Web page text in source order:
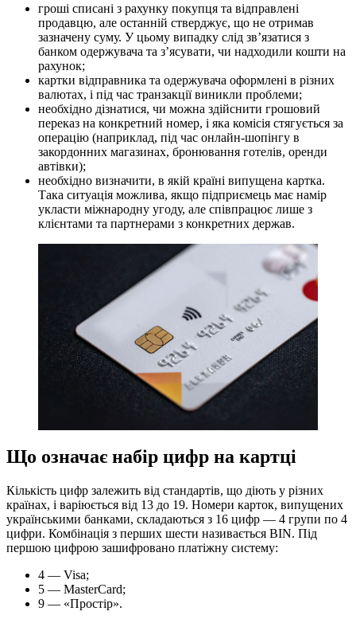
гроші списані з рахунку покупця та відправлені
продавцю, але останній стверджує, що не отримав
зазначену суму. У цьому випадку слід зв’язатися з
банком одержувача та з’ясувати, чи надходили кошти на
рахунок;
картки відправника та одержувача оформлені в різних
валютах, і під час транзакції виникли проблеми;
необхідно дізнатися, чи можна здійснити грошовий
переказ на конкретний номер, і яка комісія стягується за
операцію (наприклад, під час онлайн-шопінгу в
закордонних магазинах, бронювання готелів, оренди
автівки);
необхідно визначити, в якій країні випущена картка.
Така ситуація можлива, якщо підприємець має намір
укласти міжнародну угоду, але співпрацює лише з
клієнтами та партнерами з конкретних держав.
Що означає набір цифр на картці
Кількість цифр залежить від стандартів, що діють у різних
країнах, і варіюється від 13 до 19. Номери карток, випущених
українськими банками, складаються з 16 цифр — 4 групи по 4
цифри. Комбінація з перших шести називається BIN. Під
першою цифрою зашифровано платіжну систему:
4 — Visa;
5 — MasterCard;
9 — «Простір».